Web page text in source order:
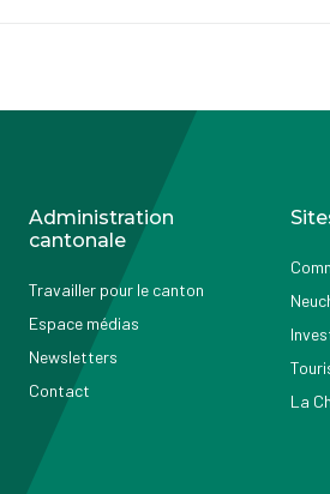
Administration
cantonale
Travailler pour le canton
Espace médias
Newsletters
Contact
La